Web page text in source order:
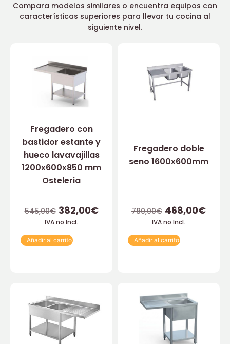
Compara modelos similares o encuentra equipos con
características superiores para llevar tu cocina al
siguiente nivel.
Fregadero con
bastidor estante y
hueco lavavajillas
1200x600x850 mm
Osteleria
545,00€ 382,00€
IVA no Incl.
Añadir al carrito
Fregadero doble
seno 1600x600mm
780,00€ 468,00€
IVA no Incl.
Añadir al carrito